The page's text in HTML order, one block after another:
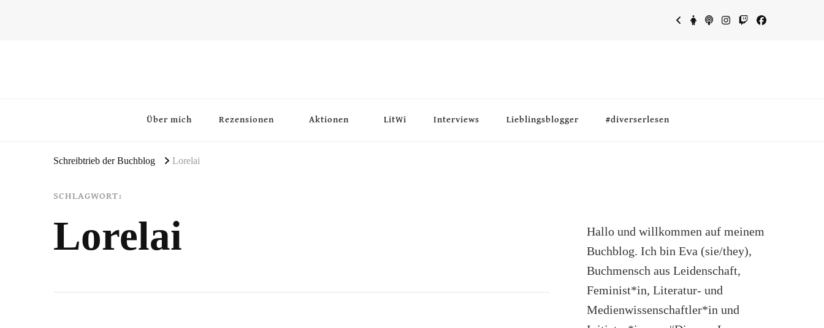
Über mich Rezensionen Aktionen LitWi Interviews Lieblingsblogger #diverserlesen
Schreibtrieb der Buchblog Lorelai
SCHLAGWORT:
Lorelai
Hallo und willkommen auf meinem
Buchblog. Ich bin Eva (sie/they),
Buchmensch aus Leidenschaft,
Feminist*in, Literatur- und
Medienwissenschaftler*in und